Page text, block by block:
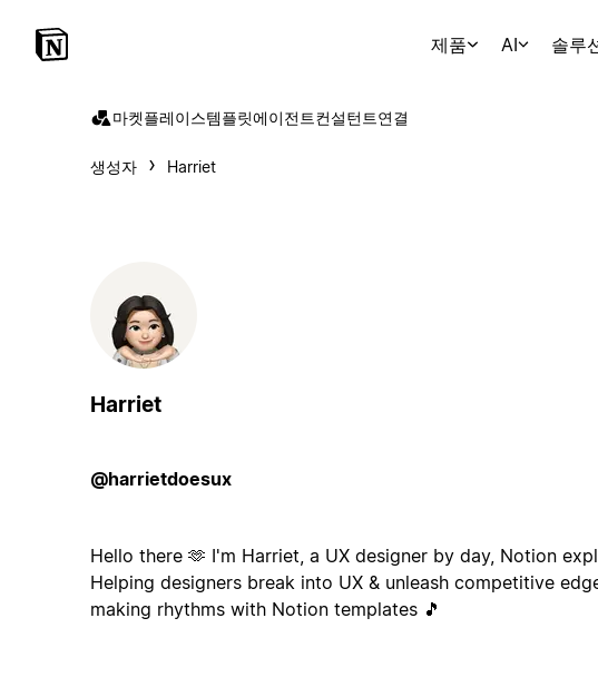
제품 AI 솔루
마켓플레이스템플릿에이전트컨설턴트연결
생성자 Harriet
Harriet
@harrietdoesux
Hello there 🫶 I'm Harriet, a UX designer by day, Notion
Helping designers break into UX & unleash competitive
making rhythms with Notion templates 🎵